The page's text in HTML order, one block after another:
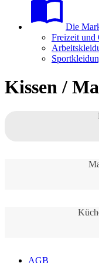
Die
Freizeit und
Kissen /
AGB